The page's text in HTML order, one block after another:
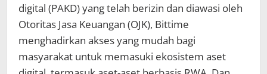
digital (PAKD) yang telah berizin dan diawasi oleh
Otoritas Jasa Keuangan (OJK), Bittime
menghadirkan akses yang mudah bagi
masyarakat untuk memasuki ekosistem aset